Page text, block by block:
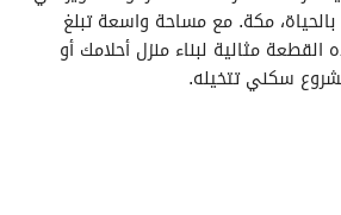
سكني تتخيله.